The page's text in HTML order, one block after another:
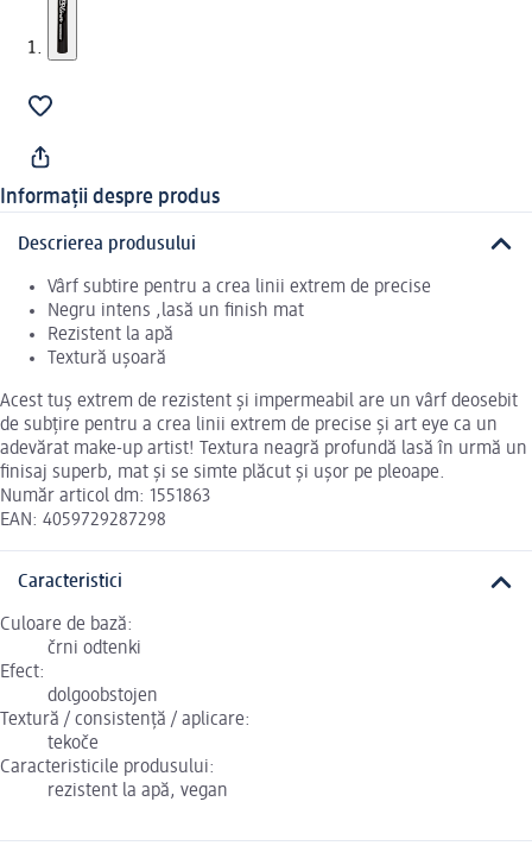
Informații despre produs
Descrierea produsului
Vârf subtire pentru a crea linii extrem de precise
Negru intens ,lasă un finish mat
Rezistent la apă
Textură ușoară
Acest tuș extrem de rezistent și impermeabil are un vârf deosebit
de subțire pentru a crea linii extrem de precise și art eye ca un
adevărat make-up artist! Textura neagră profundă lasă în urmă un
finisaj superb, mat și se simte plăcut și ușor pe pleoape.
Număr articol dm: 1551863
EAN: 4059729287298
Caracteristici
Culoare de bază:
črni odtenki
Efect:
dolgoobstojen
Textură / consistență / aplicare:
tekoče
Caracteristicile produsului:
rezistent la apă, vegan